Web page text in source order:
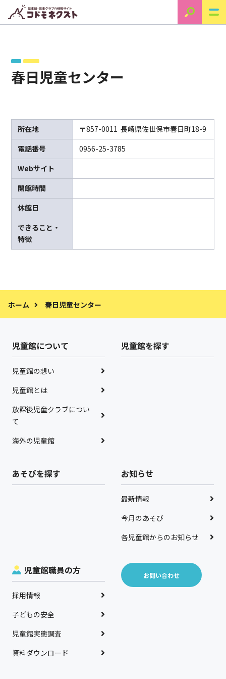
春日児童センター
所在地
〒857-0011 長崎県佐世保市春日町18-9
電話番号
0956-25-3785
Webサイト
開館時間
休館日
できること・
特徴
ホーム 春日児童センター
児童館について
児童館の想い
児童館とは
放課後児童クラブについ
て
海外の児童館
児童館を探す
あそびを探す お知らせ
最新情報
今月のあそび
各児童館からのお知らせ
児童館職員の方
採用情報
子どもの安全
児童館実態調査
資料ダウンロード
お問い合わせ